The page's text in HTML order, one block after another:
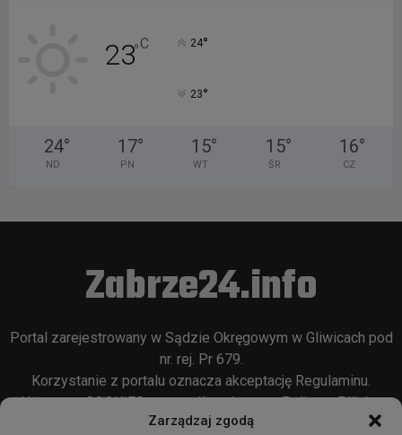
Zarządzaj zgodą
23°C 24°
23°
24°
ND
17°
PN
15°
WT
15°
ŚR
16°
CZ
Zabrze24.info
Portal zarejestrowany w Sądzie Okręgowym w Gliwicach pod
nr. rej. Pr 679.
Korzystanie z portalu oznacza akceptację Regulaminu.
Używamy COOKIES w sposób opisany wPolityce Plików
Cookie